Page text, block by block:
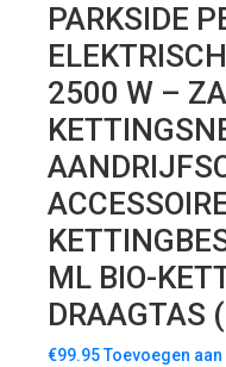
PARKSIDE
2500 W –
ML BIO-
€99.95Toevoegen